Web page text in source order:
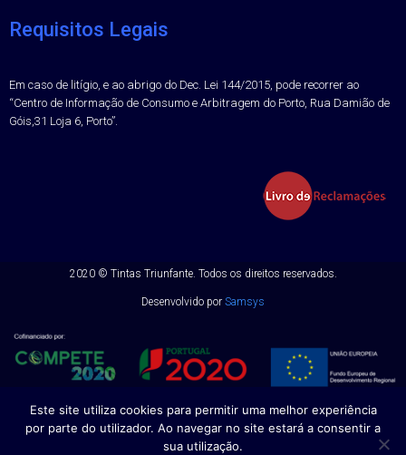
Requisitos Legais
Em caso de litígio, e ao abrigo do Dec. Lei 144/2015, pode recorrer ao
“Centro de Informação de Consumo e Arbitragem do Porto, Rua Damião de
Góis,31 Loja 6, Porto”.
2020 © Tintas Triunfante. Todos os direitos reservados.
Desenvolvido por Samsys
Este site utiliza cookies para permitir uma melhor experiência
por parte do utilizador. Ao navegar no site estará a consentir a
sua utilização.